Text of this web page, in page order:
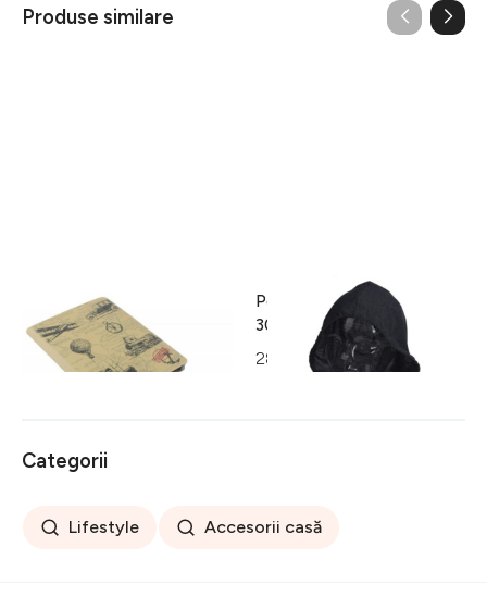
Produse similare
Husa iPad InArt,
19.5x24.6x2 cm, Balloons
32 lei
Perna pentru gat cu gluga,
30x32 cm, poliester, gri
inchis
28 lei
Categorii
Lifestyle Accesorii casă